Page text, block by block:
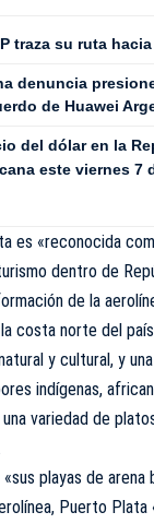
traza su ruta hacia
denuncia
de Huawei
del dólar en la
este viernes 7
es «reconocida
dentro de
de la
costa norte del
y cultural, y
indígenas,
variedad de
playas de arena
Puerto